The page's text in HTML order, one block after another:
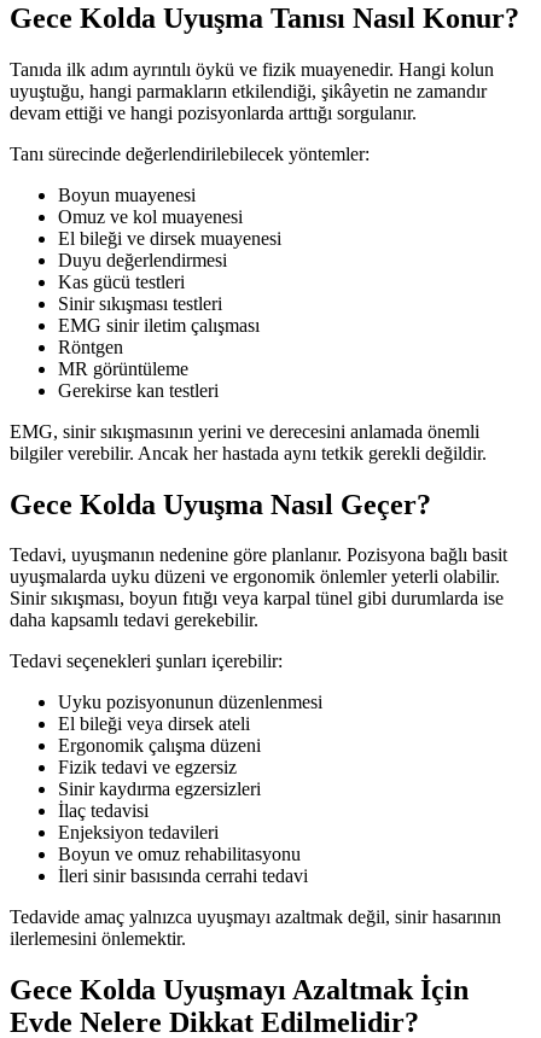
Gece Kolda Uyuşma Tanısı Nasıl Konur?
Tanıda ilk adım ayrıntılı öykü ve fizik muayenedir. Hangi kolun
uyuştuğu, hangi parmakların etkilendiği, şikâyetin ne zamandır
devam ettiği ve hangi pozisyonlarda arttığı sorgulanır.
Tanı sürecinde değerlendirilebilecek yöntemler:
Boyun muayenesi
Omuz ve kol muayenesi
El bileği ve dirsek muayenesi
Duyu değerlendirmesi
Kas gücü testleri
Sinir sıkışması testleri
EMG sinir iletim çalışması
Röntgen
MR görüntüleme
Gerekirse kan testleri
EMG, sinir sıkışmasının yerini ve derecesini anlamada önemli
bilgiler verebilir. Ancak her hastada aynı tetkik gerekli değildir.
Gece Kolda Uyuşma Nasıl Geçer?
Tedavi, uyuşmanın nedenine göre planlanır. Pozisyona bağlı basit
uyuşmalarda uyku düzeni ve ergonomik önlemler yeterli olabilir.
Sinir sıkışması, boyun fıtığı veya karpal tünel gibi durumlarda ise
daha kapsamlı tedavi gerekebilir.
Tedavi seçenekleri şunları içerebilir:
Uyku pozisyonunun düzenlenmesi
El bileği veya dirsek ateli
Ergonomik çalışma düzeni
Fizik tedavi ve egzersiz
Sinir kaydırma egzersizleri
İlaç tedavisi
Enjeksiyon tedavileri
Boyun ve omuz rehabilitasyonu
İleri sinir basısında cerrahi tedavi
Tedavide amaç yalnızca uyuşmayı azaltmak değil, sinir hasarının
ilerlemesini önlemektir.
Gece Kolda Uyuşmayı Azaltmak İçin
Evde Nelere Dikkat Edilmelidir?